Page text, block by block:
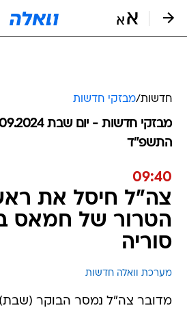
חדשות/מבזקי חדשות
התשפ"ד
09:40
צה"ל חיסל את
הטרור של חמאס
סוריה
מערכת וואלה חדשות
מדובר צה"ל נמסר הבוקר